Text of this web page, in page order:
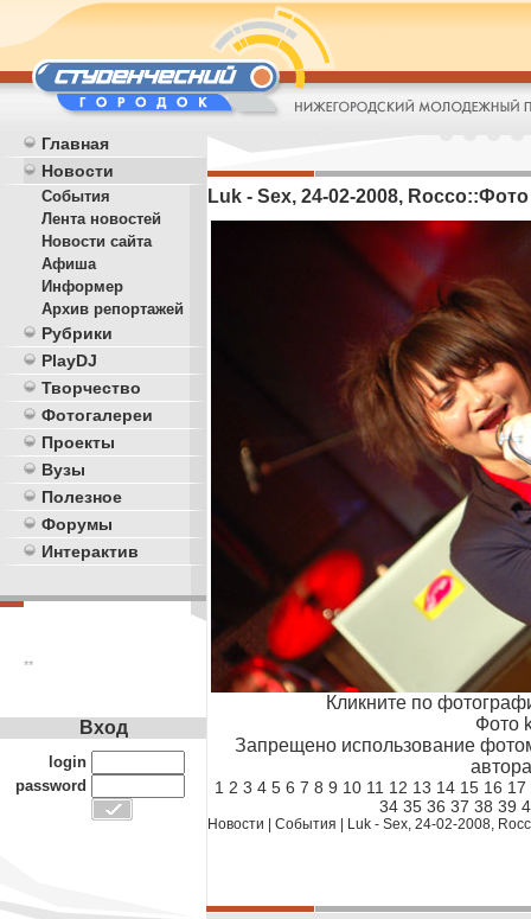
Главная
Новости
События
Лента новостей
Новости сайта
Афиша
Информер
Архив репортажей
Рубрики
PlayDJ
Творчество
Фотогалереи
Проекты
Вузы
Полезное
Форумы
Интерактив
**
Luk - Sex, 24-02-2008,
Кликните по
Фото
Запрещено использование
1 2 3 4 5 6 7 8 9 10 11 12 13 14 15 16 17
34 35 36 37 38 39
Новости События Luk - Sex, 24-02-2008,
Вход
login
password